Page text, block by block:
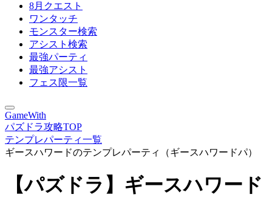
8月クエスト
ワンタッチ
モンスター検索
アシスト検索
最強パーティ
最強アシスト
フェス限一覧
GameWith
パズドラ攻略TOP
テンプレパーティ一覧
ギースハワードのテンプレパーティ（ギースハワードパ）
【パズドラ】ギースハワード